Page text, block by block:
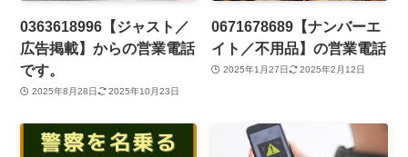
0363618996【ジャスト／
広告掲載】からの営業電話
です。
2025年8月28日 2025年10月23日
0671678689【ナンバーエ
イト／不用品】の営業電話
2025年1月27日 2025年2月12日